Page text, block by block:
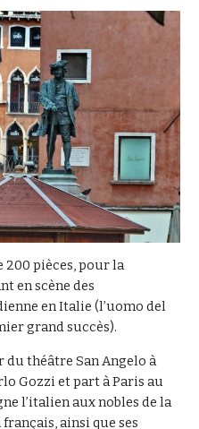
200 pièces, pour la
en scène des
en Italie (l’uomo del
grand succès).
théâtre San Angelo à
Gozzi et part à Paris au
l’italien aux nobles de la
ainsi que ses